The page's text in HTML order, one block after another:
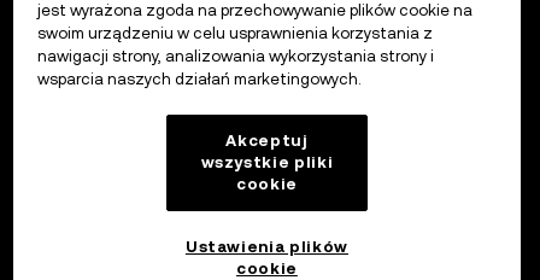
jest wyrażona zgoda na przechowywanie plików cookie na
swoim urządzeniu w celu usprawnienia korzystania z
nawigacji strony, analizowania wykorzystania strony i
wsparcia naszych działań marketingowych.
Akceptuj
wszystkie pliki
cookie
Ustawienia plików
cookie